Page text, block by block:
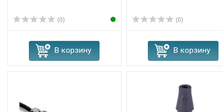
(0)
В корзину
(0)
В корзину